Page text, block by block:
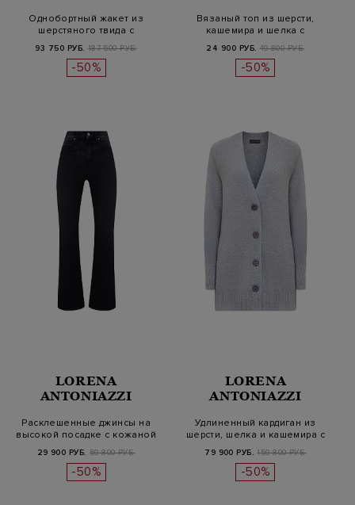
Однобортный жакет из
шерстяного твида с
шевронным узор…
93 750 РУБ. 187 500 РУБ.
-50%
Вязаный топ из шерсти,
кашемира и шелка с
мерцающими п…
24 900 РУБ. 49 800 РУБ.
-50%
LORENA
ANTONIAZZI
Расклешенные джинсы на
высокой посадке с кожаной
нашив…
29 900 РУБ. 59 800 РУБ.
-50%
LORENA
ANTONIAZZI
Удлиненный кардиган из
шерсти, шелка и кашемира с
пайе…
79 900 РУБ. 159 800 РУБ.
-50%